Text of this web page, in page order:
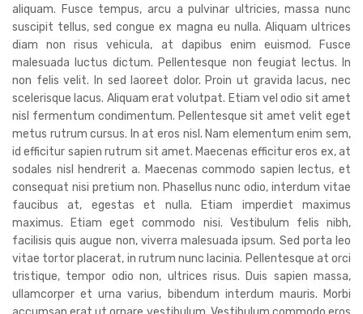
aliquam. Fusce tempus, arcu a pulvinar ultricies, massa nunc
suscipit tellus, sed congue ex magna eu nulla. Aliquam ultrices
diam non risus vehicula, at dapibus enim euismod. Fusce
malesuada luctus dictum. Pellentesque non feugiat lectus. In
non felis velit. In sed laoreet dolor. Proin ut gravida lacus, nec
scelerisque lacus. Aliquam erat volutpat. Etiam vel odio sit amet
nisl fermentum condimentum. Pellentesque sit amet velit eget
metus rutrum cursus. In at eros nisl. Nam elementum enim sem,
id efficitur sapien rutrum sit amet. Maecenas efficitur eros ex, at
sodales nisl hendrerit a. Maecenas commodo sapien lectus, et
consequat nisi pretium non. Phasellus nunc odio, interdum vitae
faucibus at, egestas et nulla. Etiam imperdiet maximus
maximus. Etiam eget commodo nisi. Vestibulum felis nibh,
facilisis quis augue non, viverra malesuada ipsum. Sed porta leo
vitae tortor placerat, in rutrum nunc lacinia. Pellentesque at orci
tristique, tempor odio non, ultrices risus. Duis sapien massa,
ullamcorper et urna varius, bibendum interdum mauris. Morbi